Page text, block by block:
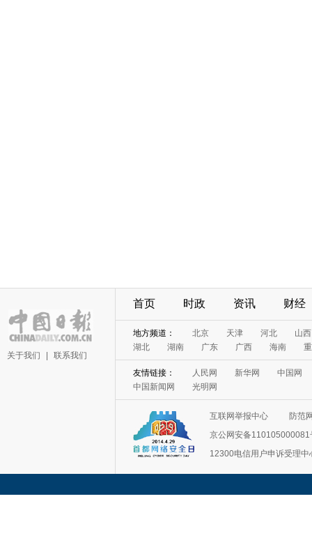
关于我们 联系我们
首页 时政 资讯 财经
地方频道： 北京 天津 河北
山西
湖北
湖南 广东 广西 海南
友情链接： 人民网 新华网
中国网
中国新闻网
光明网
互联网举报中心
防范
京公网安备110105000081
12300电信用户申诉受理中